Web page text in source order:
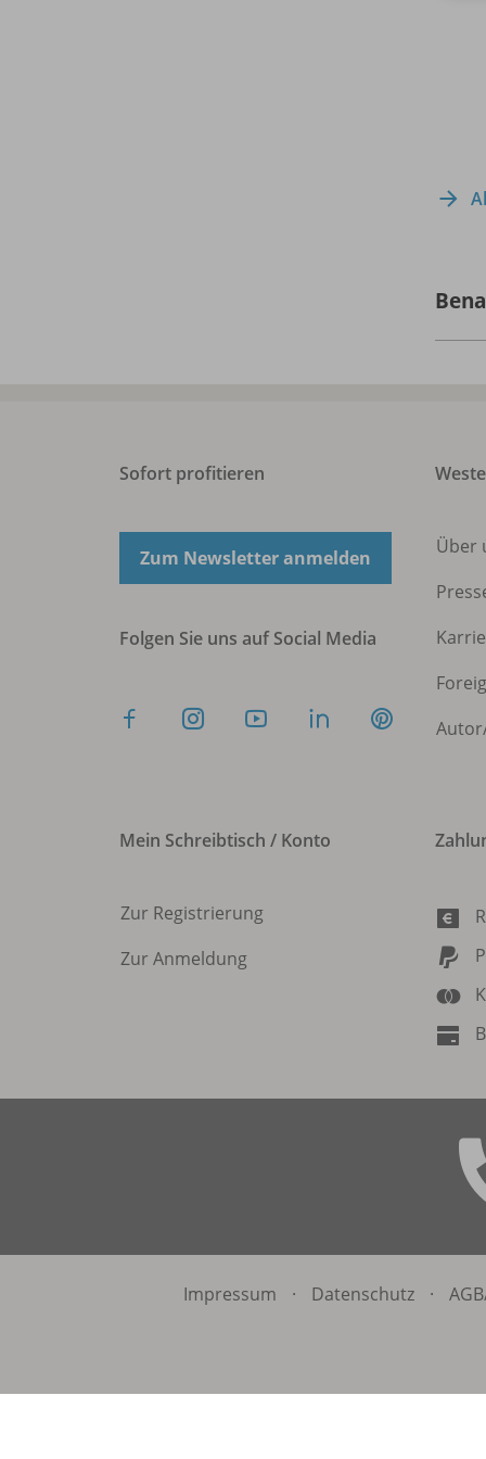
Sofort profitieren
Zum Newsletter anmelden
Folgen Sie uns auf Social Media
Über
Mein Schreibtisch / Konto
Zur Registrierung
Zur Anmeldung
Impressum · Datenschutz ·